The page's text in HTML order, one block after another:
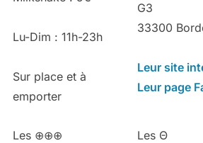
Lu-Dim : 11h-23h
Sur place et à
emporter
G3
33300
Leur site
Leur page
Les ⊕⊕⊕
Les Θ